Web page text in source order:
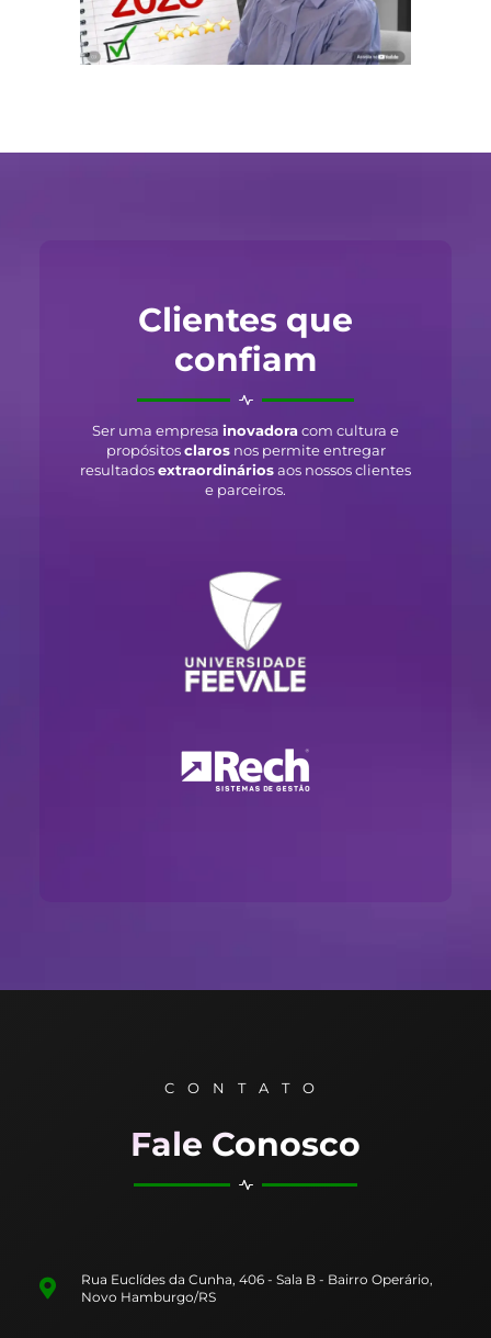
Clientes que
confiam
Ser uma empresa inovadoracom cultura e
propósitosclarosnos permite entregar
resultadosextraordináriosaos nossos clientes
e parceiros.
CONTATO
Fale Conosco
Rua Euclídes da Cunha, 406 - Sala B - Bairro Operário,
Novo Hamburgo/RS